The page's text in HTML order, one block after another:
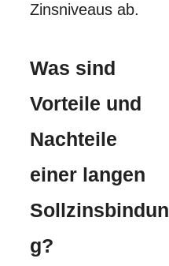
Zinsniveaus ab.
Was sind
Vorteile und
Nachteile
einer langen
Sollzinsbindun
g?